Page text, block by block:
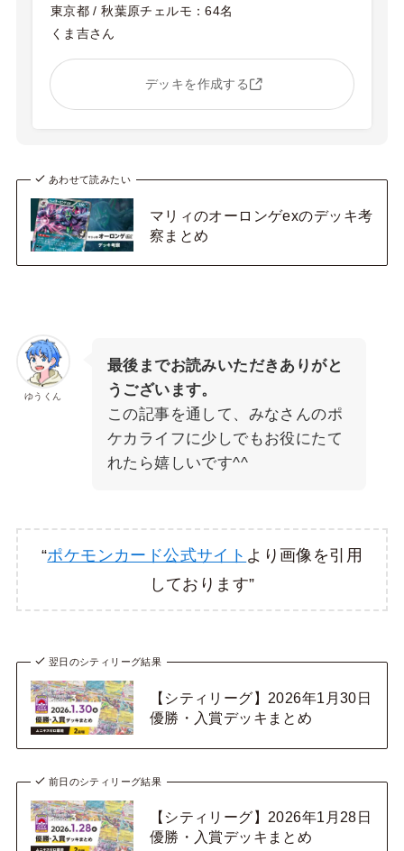
東京都 / 秋葉原チェルモ：64名
くま吉さん
デッキを作成する
あわせて読みたい
マリィのオーロンゲexのデッキ考
察まとめ
ゆうくん
最後までお読みいただきありがと
うございます。
この記事を通して、みなさんのポ
ケカライフに少しでもお役にたて
れたら嬉しいです^^
“ポケモンカード公式サイト より画像を引用
しております”
翌日のシティリーグ結果
【シティリーグ】2026年1月30日
優勝・入賞デッキまとめ
前日のシティリーグ結果
【シティリーグ】2026年1月28日
優勝・入賞デッキまとめ